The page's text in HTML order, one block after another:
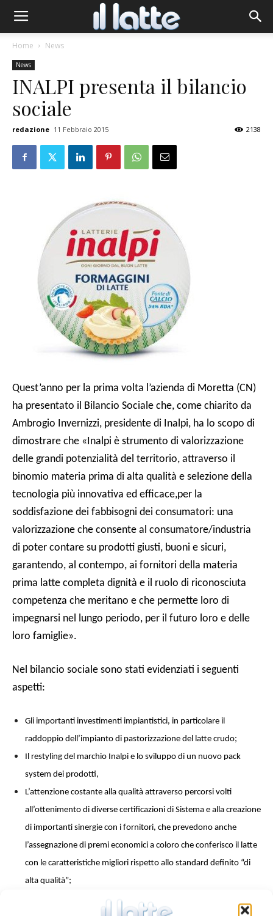
Home News
News
INALPI presenta il bilancio
sociale
redazione 11 Febbraio 2015 2138
Quest’anno per la prima volta l’azienda di Moretta (CN)
ha presentato il Bilancio Sociale che, come chiarito da
Ambrogio Invernizzi, presidente di Inalpi, ha lo scopo di
dimostrare che «Inalpi è strumento di valorizzazione
delle grandi potenzialità del territorio, attraverso il
binomio materia prima di alta qualità e selezione della
tecnologia più innovativa ed efficace,per la
soddisfazione dei fabbisogni dei consumatori: una
valorizzazione che consente al consumatore/industria
di poter contare su prodotti giusti, buoni e sicuri,
garantendo, al contempo, ai fornitori della materia
prima latte completa dignità e il ruolo di riconosciuta
competenza che meritano e che permette loro di
impegnarsi nel lungo periodo, per il futuro loro e delle
loro famiglie».
Nel bilancio sociale sono stati evidenziati i seguenti
aspetti:
Gli importanti investimenti impiantistici, in particolare il
raddoppio dell’impianto di pastorizzazione del latte crudo;
Il restyling del marchio Inalpi e lo sviluppo di un nuovo pack
system dei prodotti,
L’attenzione costante alla qualità attraverso percorsi volti
all’ottenimento di diverse certificazioni di Sistema e alla creazione
di importanti sinergie con i fornitori, che prevedono anche
l’assegnazione di premi economici a coloro che conferisco il latte
con le caratteristiche migliori rispetto allo standard definito “di
alta qualità”;
L’incremento del personale nel corso dell’anno, con un numero